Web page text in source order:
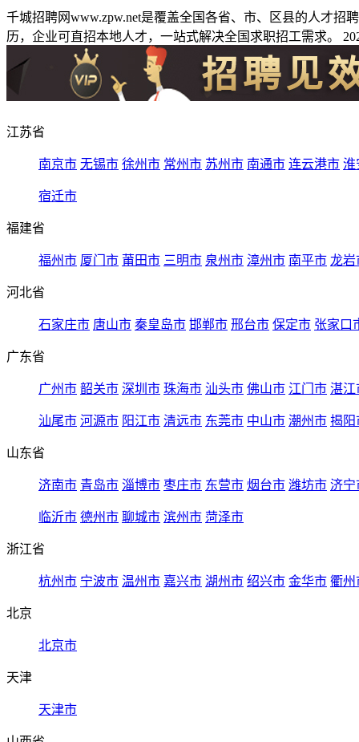
千城招聘网www.zpw.net是覆盖全国各省、市、区县的人才
历，企业可直招本地人才，一站式解决全国求职招工需求。
江苏省
南京市 无锡市 徐州市 常州市 苏州市 南通市 连云港市 淮
宿迁市
福建省
福州市 厦门市 莆田市 三明市 泉州市 漳州市 南平市 龙岩
河北省
石家庄市 唐山市 秦皇岛市 邯郸市 邢台市 保定市 张家口
广东省
广州市 韶关市 深圳市 珠海市 汕头市 佛山市 江门市 湛江
汕尾市 河源市 阳江市 清远市 东莞市 中山市 潮州市 揭阳
山东省
济南市 青岛市 淄博市 枣庄市 东营市 烟台市 潍坊市 济宁
临沂市 德州市 聊城市 滨州市 菏泽市
浙江省
杭州市 宁波市 温州市 嘉兴市 湖州市 绍兴市 金华市 衢州
北京
北京市
天津
天津市